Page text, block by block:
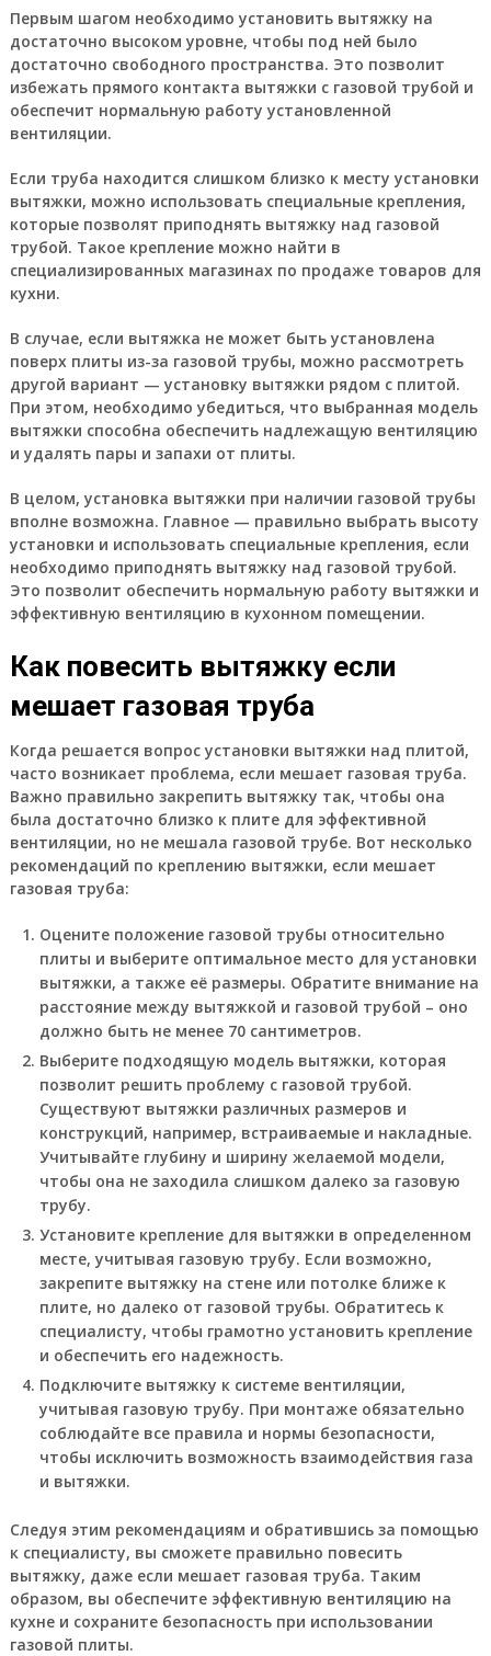
Первым шагом необходимо установить вытяжку на
достаточно высоком уровне, чтобы под ней было
достаточно свободного пространства. Это позволит
избежать прямого контакта вытяжки с газовой трубой и
обеспечит нормальную работу установленной
вентиляции.
Если труба находится слишком близко к месту установки
вытяжки, можно использовать специальные крепления,
которые позволят приподнять вытяжку над газовой
трубой. Такое крепление можно найти в
специализированных магазинах по продаже товаров для
кухни.
В случае, если вытяжка не может быть установлена
поверх плиты из-за газовой трубы, можно рассмотреть
другой вариант — установку вытяжки рядом с плитой.
При этом, необходимо убедиться, что выбранная модель
вытяжки способна обеспечить надлежащую вентиляцию
и удалять пары и запахи от плиты.
В целом, установка вытяжки при наличии газовой трубы
вполне возможна. Главное — правильно выбрать высоту
установки и использовать специальные крепления, если
необходимо приподнять вытяжку над газовой трубой.
Это позволит обеспечить нормальную работу вытяжки и
эффективную вентиляцию в кухонном помещении.
Как повесить вытяжку если
мешает газовая труба
Когда решается вопрос установки вытяжки над плитой,
часто возникает проблема, если мешает газовая труба.
Важно правильно закрепить вытяжку так, чтобы она
была достаточно близко к плите для эффективной
вентиляции, но не мешала газовой трубе. Вот несколько
рекомендаций по креплению вытяжки, если мешает
газовая труба:
Оцените положение газовой трубы относительно
плиты и выберите оптимальное место для установки
вытяжки, а также её размеры. Обратите внимание на
расстояние между вытяжкой и газовой трубой – оно
должно быть не менее 70 сантиметров.
Выберите подходящую модель вытяжки, которая
позволит решить проблему с газовой трубой.
Существуют вытяжки различных размеров и
конструкций, например, встраиваемые и накладные.
Учитывайте глубину и ширину желаемой модели,
чтобы она не заходила слишком далеко за газовую
трубу.
Установите крепление для вытяжки в определенном
месте, учитывая газовую трубу. Если возможно,
закрепите вытяжку на стене или потолке ближе к
плите, но далеко от газовой трубы. Обратитесь к
специалисту, чтобы грамотно установить крепление
и обеспечить его надежность.
Подключите вытяжку к системе вентиляции,
учитывая газовую трубу. При монтаже обязательно
соблюдайте все правила и нормы безопасности,
чтобы исключить возможность взаимодействия газа
и вытяжки.
Следуя этим рекомендациям и обратившись за помощью
к специалисту, вы сможете правильно повесить
вытяжку, даже если мешает газовая труба. Таким
образом, вы обеспечите эффективную вентиляцию на
кухне и сохраните безопасность при использовании
газовой плиты.